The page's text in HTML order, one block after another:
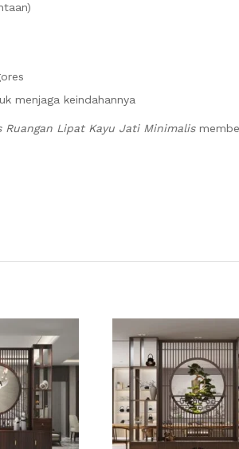
menjaga keindahannya
Ruangan Lipat Kayu Jati Minimalis